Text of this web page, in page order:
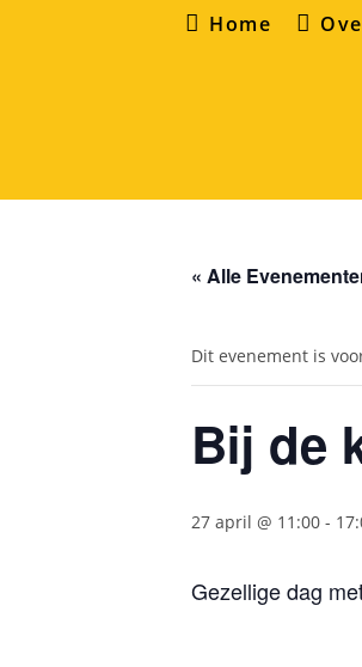
Home
« Alle
Dit evenement is
Bij de
27 april @ 11:00 -
Gezellige dag